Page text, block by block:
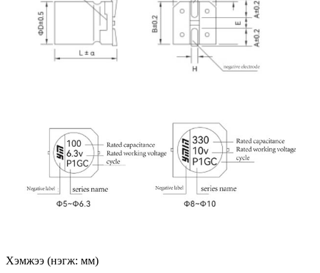
Хэмжээ (нэгж: мм)